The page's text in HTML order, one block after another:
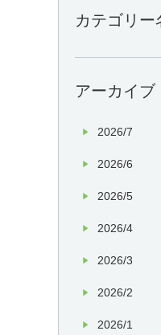
カテゴリー
アーカイブ
2026/7
2026/6
2026/5
2026/4
2026/3
2026/2
2026/1